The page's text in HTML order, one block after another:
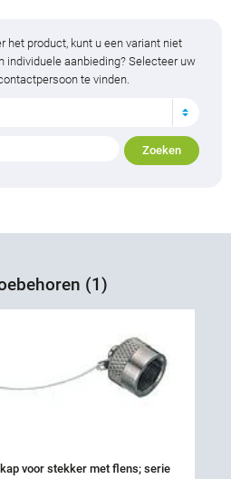
het product, kunt u een variant niet
individuele aanbieding? Selecteer uw
te vinden.
(1)
voor stekker met flens; serie